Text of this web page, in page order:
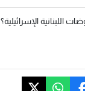
اللبنانية الإسرائيلية؟